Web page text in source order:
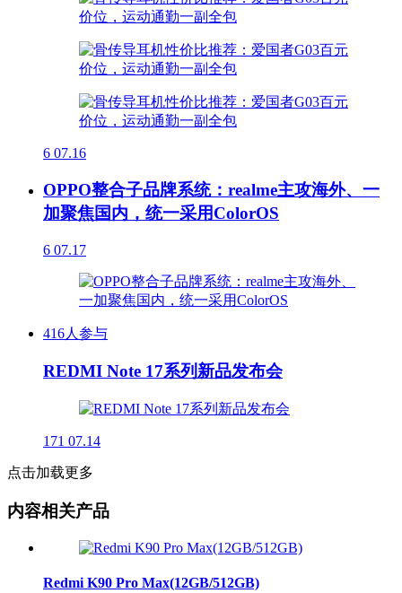
6 07.16
OPPO整合子品牌系统：realme主攻海外、一
加聚焦国内，统一采用ColorOS
6 07.17
416人参与
REDMI Note 17系列新品发布会
171 07.14
点击加载更多
内容相关产品
Redmi K90 Pro Max(12GB/512GB)